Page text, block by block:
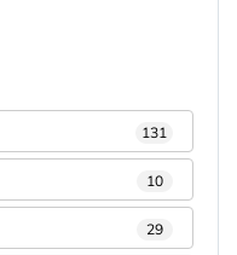
131
10
29